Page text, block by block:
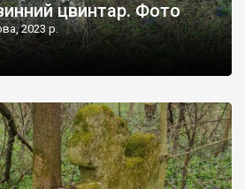
цвинтар. Фото
2023 р.